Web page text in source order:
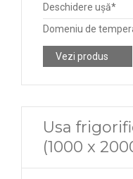
Deschidere ușă*
Domeniu de
Vezi produs
Usa
(1000 x